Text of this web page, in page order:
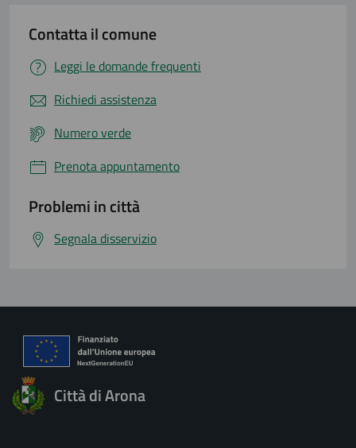
Contatta il comune
Leggi le domande frequenti
Richiedi assistenza
Numero verde
Prenota appuntamento
Problemi in città
Segnala disservizio
Città di Arona